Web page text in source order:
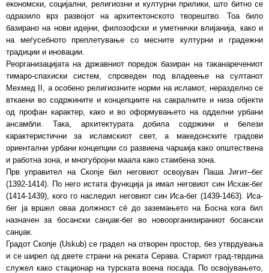
економски, социјални, религиозни и културни прилики, што битно се
одразило врз развојот на архитектонското творештво. Тоа било
базирано на нови идејни, филозофски и уметнички влијанија, како и
на меѓусебното преплетување со месните културни и градежни
традиции и иновации.
Реорганизацијата на државниот поредок базиран на таканаречениот
тимаро-спахиски систем, спроведен под владеење на султанот
Мехмед II, а особено религиозните норми на исламот, неразделно се
вткаени во содржините и концепциите на сакралните и низа објекти
од профан карактер, како и во оформувањето на одделни урбани
ансамбли. Така, архитектурата добила содржини и белези
карактеристични за исламскиот свет, а македонските градови
ориентални урбани концепции со развиена чаршија како општествена
и работна зона, и многубројни маала како стамбена зона.
Прв управител на Скопје бил неговиот освојувач Паша Јигит–бег
(1392-1414). По него истата функција ја имал неговиот син Исхак-бег
(1414-1439), кого го наследил неговиот син Иса-бег (1439-1463). Иса-
бег ја вршел оваа должност сѐ до заземањето на Босна кога бил
назначен за босански санџак-бег во новоорганизираниот босански
санџак.
Градот Скопје (Uskub) се градел на отворен простор, без утврдувања
и се ширел од двете страни на реката Серава. Стариот град-тврдина
служел како стационар на турската воена посада. По освојувањето,